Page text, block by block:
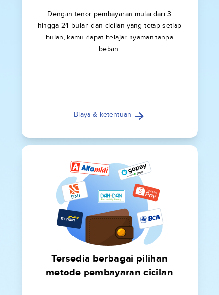
Dengan tenor pembayaran mulai dari 3
hingga 24 bulan dan cicilan yang tetap setiap
bulan, kamu dapat belajar nyaman tanpa
beban.
Biaya & ketentuan
Tersedia berbagai pilihan
metode pembayaran cicilan